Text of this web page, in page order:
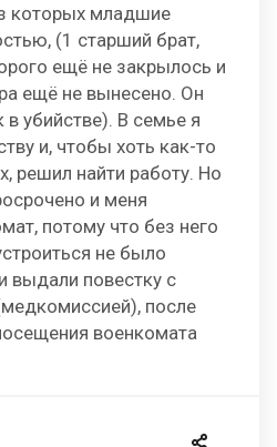
которых младшие
(1 старший брат,
ещё не закрылось и
ещё не вынесено. Он
в убийстве). В семье я
и, чтобы хоть как-то
решил найти работу. Но
и меня
потому что без него
не было
выдали повестку с
после
военкомата